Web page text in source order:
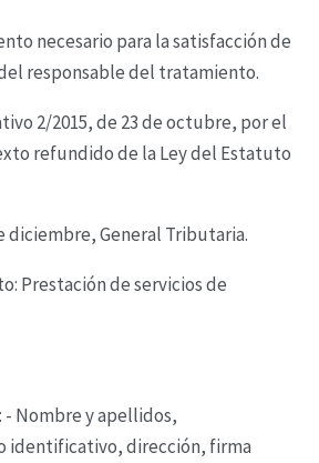
necesario para la satisfacción de
responsable del tratamiento.
2/2015, de 23 de octubre, por el
refundido de la Ley del Estatuto
diciembre, General Tributaria.
Prestación de servicios de
- Nombre y apellidos,
identificativo, dirección, firma